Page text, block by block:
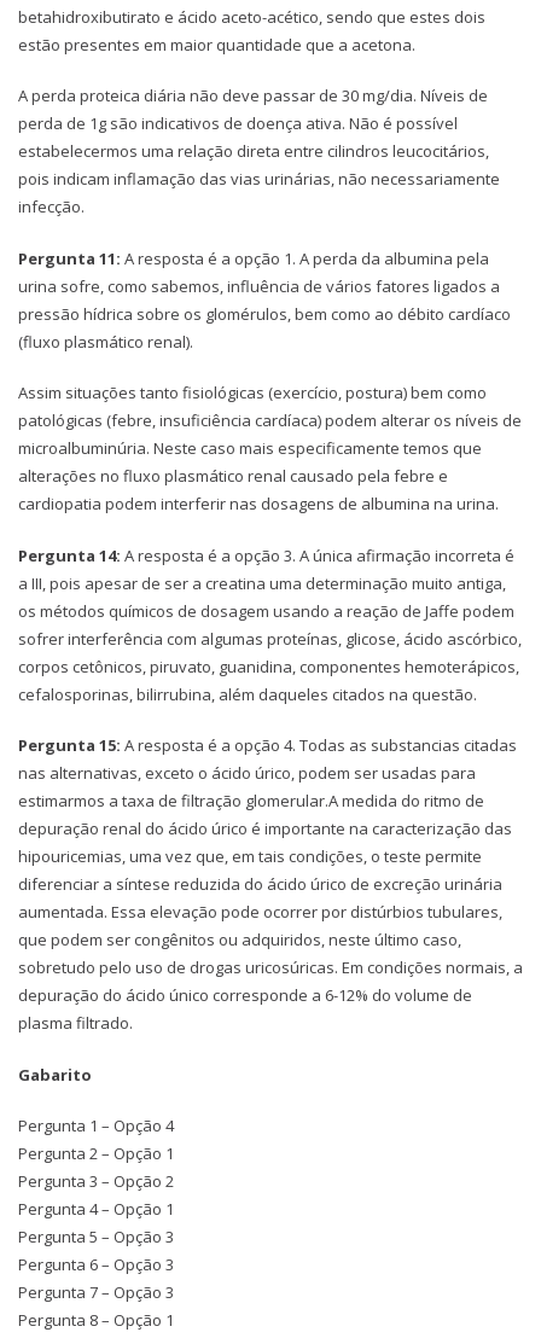
betahidroxibutirato e ácido aceto-acético, sendo que estes dois
estão presentes em maior quantidade que a acetona.
A perda proteica diária não deve passar de 30 mg/dia. Níveis de
perda de 1g são indicativos de doença ativa. Não é possível
estabelecermos uma relação direta entre cilindros leucocitários,
pois indicam inflamação das vias urinárias, não necessariamente
infecção.
Pergunta 11: A resposta é a opção 1. A perda da albumina pela
urina sofre, como sabemos, influência de vários fatores ligados a
pressão hídrica sobre os glomérulos, bem como ao débito cardíaco
(fluxo plasmático renal).
Assim situações tanto fisiológicas (exercício, postura) bem como
patológicas (febre, insuficiência cardíaca) podem alterar os níveis de
microalbuminúria. Neste caso mais especificamente temos que
alterações no fluxo plasmático renal causado pela febre e
cardiopatia podem interferir nas dosagens de albumina na urina.
Pergunta 14: A resposta é a opção 3. A única afirmação incorreta é
a III, pois apesar de ser a creatina uma determinação muito antiga,
os métodos químicos de dosagem usando a reação de Jaffe podem
sofrer interferência com algumas proteínas, glicose, ácido ascórbico,
corpos cetônicos, piruvato, guanidina, componentes hemoterápicos,
cefalosporinas, bilirrubina, além daqueles citados na questão.
Pergunta 15: A resposta é a opção 4. Todas as substancias citadas
nas alternativas, exceto o ácido úrico, podem ser usadas para
estimarmos a taxa de filtração glomerular.A medida do ritmo de
depuração renal do ácido úrico é importante na caracterização das
hipouricemias, uma vez que, em tais condições, o teste permite
diferenciar a síntese reduzida do ácido úrico de excreção urinária
aumentada. Essa elevação pode ocorrer por distúrbios tubulares,
que podem ser congênitos ou adquiridos, neste último caso,
sobretudo pelo uso de drogas uricosúricas. Em condições normais, a
depuração do ácido único corresponde a 6-12% do volume de
plasma filtrado.
Gabarito
Pergunta 1 – Opção 4
Pergunta 2 – Opção 1
Pergunta 3 – Opção 2
Pergunta 4 – Opção 1
Pergunta 5 – Opção 3
Pergunta 6 – Opção 3
Pergunta 7 – Opção 3
Pergunta 8 – Opção 1